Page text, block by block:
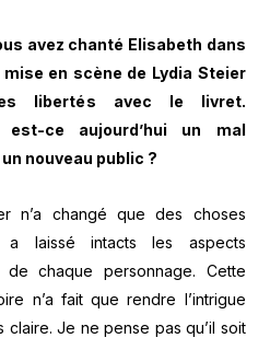
avez chanté Elisabeth dans
mise en scène de Lydia Steier
libertés avec le livret.
est-ce aujourd’hui un mal
nouveau public ?
n’a changé que des choses
a laissé intacts les aspects
de chaque personnage. Cette
n’a fait que rendre l’intrigue
Je ne pense pas qu’il soit